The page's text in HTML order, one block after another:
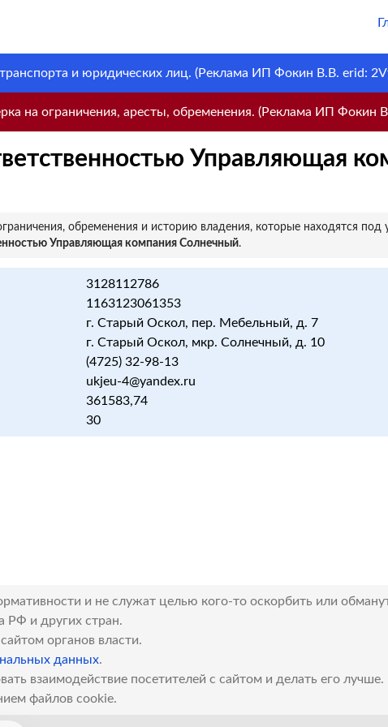
и юридических лиц. (Реклама ИП Фокин В.В. erid:
на ограничения, аресты, обременения. (Реклама ИП Фокин
Управляющая
обременения и историю владения, которые находятся под
Управляющая компания Солнечный.
3128112786
1163123061353
г. Старый Оскол, пер. Мебельный, д. 7
г. Старый Оскол, мкр. Солнечный, д. 10
(4725) 32-98-13
ukjeu-4@yandex.ru
361583,74
30
и не служат целью кого-то оскорбить или
РФ и других стран.
органов власти.
данных.
взаимодействие посетителей с сайтом и делать его
файлов cookie.